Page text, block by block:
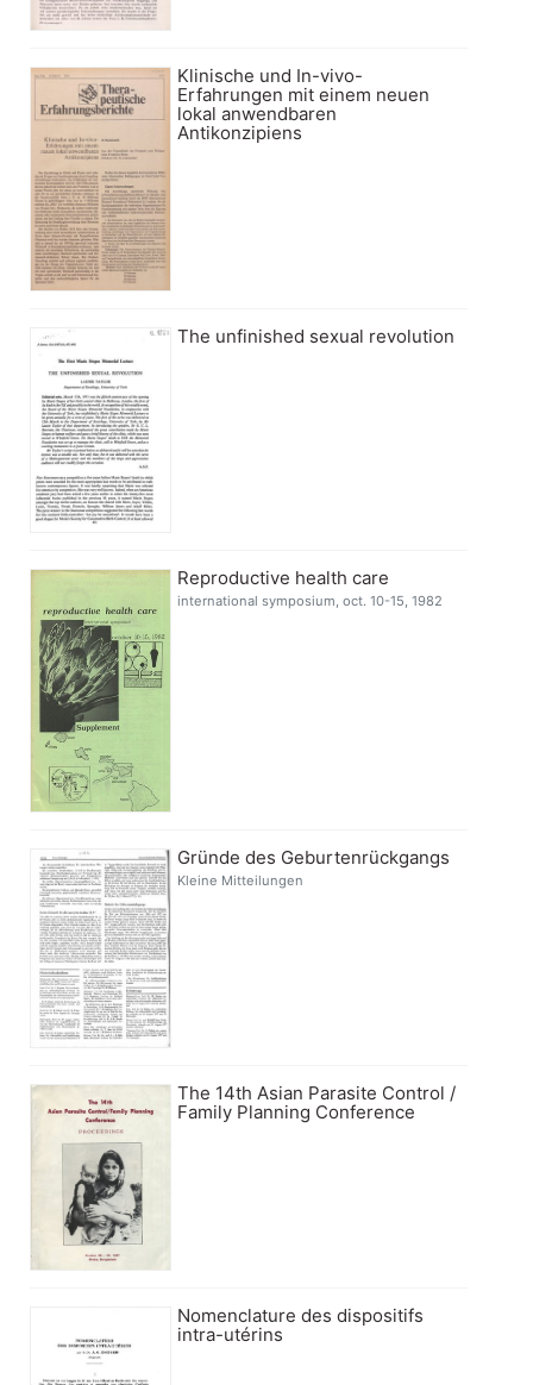
Klinische und In-vivo-
Erfahrungen mit einem neuen
lokal anwendbaren
Antikonzipiens
The unfinished sexual revolution
Reproductive health care
international symposium, oct. 10-15, 1982
Gründe des Geburtenrückgangs
Kleine Mitteilungen
The 14th Asian Parasite Control /
Family Planning Conference
Nomenclature des dispositifs
intra-utérins